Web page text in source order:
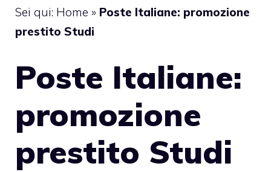
Sei qui: Home » Poste Italiane: promozione
prestito Studi
Poste Italiane:
promozione
prestito Studi